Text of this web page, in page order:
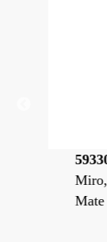
Miro,
Mate